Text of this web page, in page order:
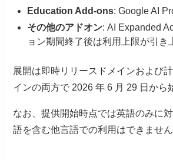
Education Add-ons: Google AI
その他のアドオン: AI Expanded
ョン期間終了後は利用上限が引き
展開は即時リリースドメインおよび
インの両方で 2026 年 6 月 29 日から
なお、提供開始時点では英語のみに
語を含む他言語での利用はできません